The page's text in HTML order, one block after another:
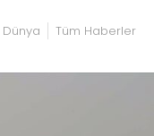
Dünya Tüm Haberler